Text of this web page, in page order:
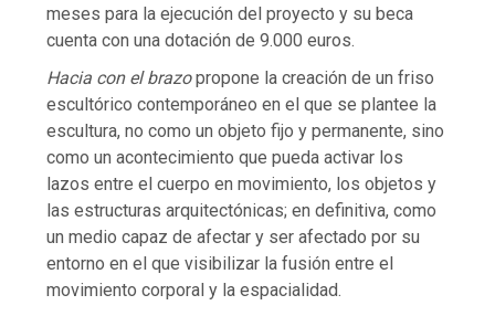
meses para la ejecución del proyecto y su beca
cuenta con una dotación de 9.000 euros.
Hacia con el brazopropone la creación de un friso
escultórico contemporáneo en el que se plantee la
escultura, no como un objeto fijo y permanente, sino
como un acontecimiento que pueda activar los
lazos entre el cuerpo en movimiento, los objetos y
las estructuras arquitectónicas; en definitiva, como
un medio capaz de afectar y ser afectado por su
entorno en el que visibilizar la fusión entre el
movimiento corporal y la espacialidad.